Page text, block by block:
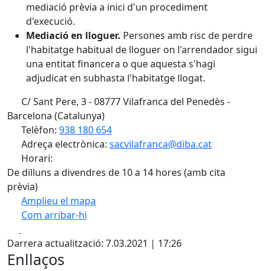
mediació prèvia a inici d'un procediment
d'execució.
Mediació en lloguer. Persones amb risc de perdre
l'habitatge habitual de lloguer on l'arrendador sigui
una entitat financera o que aquesta s'hagi
adjudicat en subhasta l'habitatge llogat.
C/ Sant Pere, 3 - 08777 Vilafranca del Penedès -
Barcelona (Catalunya)
Telèfon: 938 180 654
Adreça electrònica: sacvilafranca@diba.cat
Horari:
De dilluns a divendres de 10 a 14 hores (amb cita
prèvia)
Amplieu el mapa
Com arribar-hi
+
−
Darrera actualització: 7.03.2021 | 17:26
Enllaços